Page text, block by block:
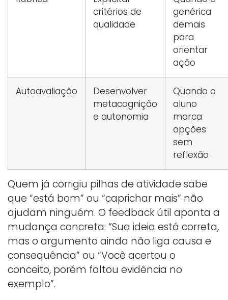
critérios de
qualidade
genérica
demais
para
orientar
ação
Autoavaliação
Desenvolver
metacognição
e autonomia
Quando o
aluno
marca
opções
sem
reflexão
Quem já corrigiu pilhas de atividade sabe
que “está bom” ou “caprichar mais” não
ajudam ninguém. O feedback útil aponta a
mudança concreta: “Sua ideia está correta,
mas o argumento ainda não liga causa e
consequência” ou “Você acertou o
conceito, porém faltou evidência no
exemplo”.